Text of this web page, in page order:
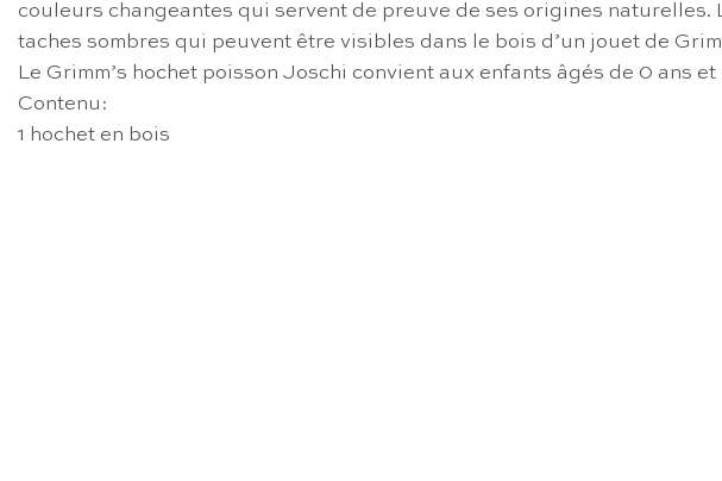
couleurs changeantes qui servent de preuve de ses origines
taches sombres qui peuvent être visibles dans le bois d’un jouet de
Le Grimm’s hochet poisson Joschi convient aux enfants âgés de 0 ans et
Contenu:
1 hochet en bois